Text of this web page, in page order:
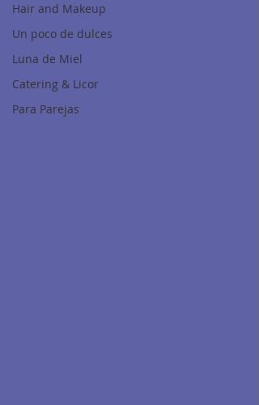
Hair and Makeup
Un poco de dulces
Luna de Miel
Catering & Licor
Para Parejas